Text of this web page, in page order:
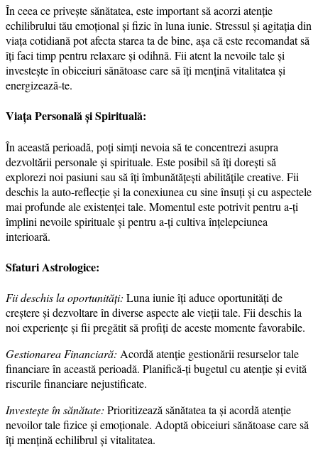
În ceea ce privește sănătatea, este important să acorzi atenție
echilibrului tău emoțional și fizic în luna iunie. Stressul și agitația din
viața cotidiană pot afecta starea ta de bine, așa că este recomandat să
îți faci timp pentru relaxare și odihnă. Fii atent la nevoile tale și
investește în obiceiuri sănătoase care să îți mențină vitalitatea și
energizează-te.
Viața Personală și Spirituală:
În această perioadă, poți simți nevoia să te concentrezi asupra
dezvoltării personale și spirituale. Este posibil să îți dorești să
explorezi noi pasiuni sau să îți îmbunătățești abilitățile creative. Fii
deschis la auto-reflecție și la conexiunea cu sine însuți și cu aspectele
mai profunde ale existenței tale. Momentul este potrivit pentru a-ți
împlini nevoile spirituale și pentru a-ți cultiva înțelepciunea
interioară.
Sfaturi Astrologice:
Fii deschis la oportunități: Luna iunie îți aduce oportunități de
creștere și dezvoltare în diverse aspecte ale vieții tale. Fii deschis la
noi experiențe și fii pregătit să profiți de aceste momente favorabile.
Gestionarea Financiară: Acordă atenție gestionării resurselor tale
financiare în această perioadă. Planifică-ți bugetul cu atenție și evită
riscurile financiare nejustificate.
Investește în sănătate: Prioritizează sănătatea ta și acordă atenție
nevoilor tale fizice și emoționale. Adoptă obiceiuri sănătoase care să
îți mențină echilibrul și vitalitatea.